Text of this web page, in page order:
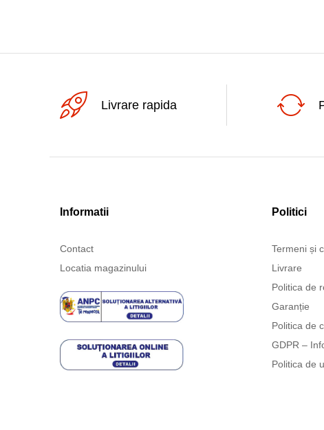
Livrare rapida
Informatii
Contact
Locatia magazinului
Politici
Termeni și
Livrare
Politica de
Garanție
Politica de
GDPR –
Politica de